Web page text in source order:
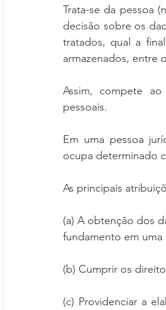
Trata-se da pessoa
decisão sobre os
tratados, qual a
armazenados, entre
Assim, compete
pessoais.
Em uma pessoa
ocupa determinado
As principais
(a) A obtenção dos
fundamento em uma
(b) Cumprir os
(c) Providenciar a